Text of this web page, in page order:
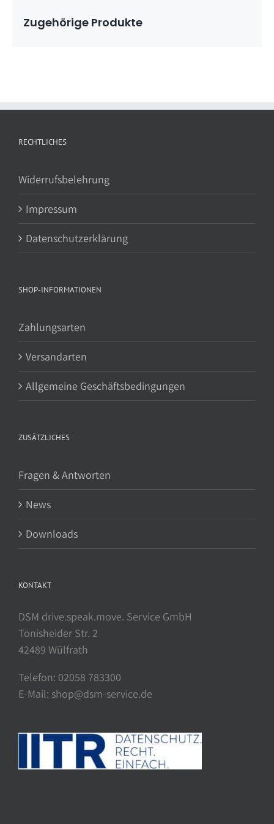
Zugehörige Produkte
RECHTLICHES
Widerrufsbelehrung
Impressum
Datenschutzerklärung
SHOP-INFORMATIONEN
Zahlungsarten
Versandarten
Allgemeine Geschäftsbedingungen
ZUSÄTZLICHES
Fragen & Antworten
News
Downloads
KONTAKT
DSM drive.speak.move. Service GmbH
Tönisheider Str. 2
42489 Wülfrath
Telefon: 02058 783300
E-Mail: shop@dsm-service.de